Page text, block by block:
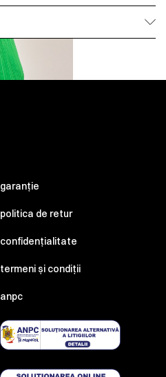
garanție
politica de retur
confidențialitate
termeni și condiții
anpc